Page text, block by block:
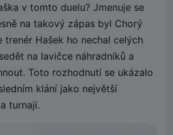
v tomto duelu? Jmenuje se
na takový zápas byl Chorý
trenér Hašek ho nechal celých
na lavičce náhradníků a
Toto rozhodnutí se ukázalo
klání jako největší
turnaji.